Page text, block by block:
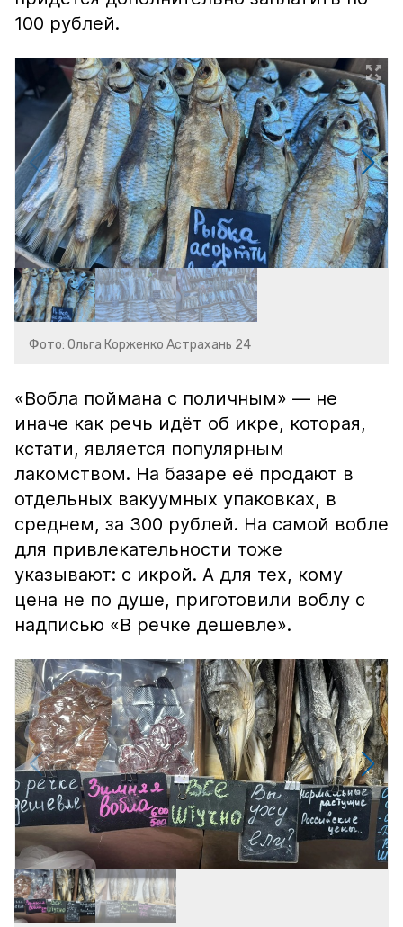
100 рублей.
Фото: Ольга Корженко Астрахань 24
«Вобла поймана с поличным» — не
иначе как речь идёт об икре, которая,
кстати, является популярным
лакомством. На базаре её продают в
отдельных вакуумных упаковках, в
среднем, за 300 рублей. На самой вобле
для привлекательности тоже
указывают: с икрой. А для тех, кому
цена не по душе, приготовили воблу с
надписью «В речке дешевле».